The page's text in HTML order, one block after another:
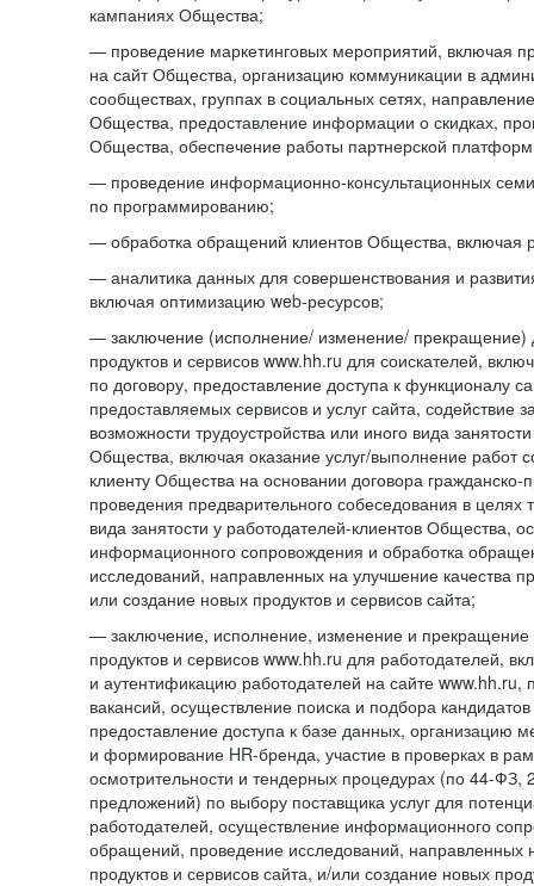
кампаниях Общества;
— проведение маркетинговых мероприятий, включая
на сайт Общества, организацию коммуникации в
сообществах, группах в социальных сетях,
Общества, предоставление информации о скидках,
Общества, обеспечение работы партнерской
— проведение информационно-консультационных
по программированию;
— обработка обращений клиентов Общества, включая
— аналитика данных для совершенствования и
включая оптимизацию web-ресурсов;
— заключение (исполнение/ изменение/ прекращение)
продуктов и сервисов www.hh.ru для соискателей,
по договору, предоставление доступа к функционалу
предоставляемых сервисов и услуг сайта, содействие
возможности трудоустройства или иного вида
Общества, включая оказание услуг/выполнение работ
клиенту Общества на основании договора гражданско-
проведения предварительного собеседования в целях
вида занятости у работодателей-клиентов Общества,
информационного сопровождения и обработка
исследований, направленных на улучшение качества
или создание новых продуктов и сервисов сайта;
— заключение, исполнение, изменение и прекращение
продуктов и сервисов www.hh.ru для работодателей,
и аутентификацию работодателей на сайте www.hh.ru,
вакансий, осуществление поиска и подбора
предоставление доступа к базе данных, организацию
и формирование HR-бренда, участие в проверках в
осмотрительности и тендерных процедурах (по 44-ФЗ,
предложений) по выбору поставщика услуг для
работодателей, осуществление информационного
обращений, проведение исследований, направленных
продуктов и сервисов сайта, и/или создание новых